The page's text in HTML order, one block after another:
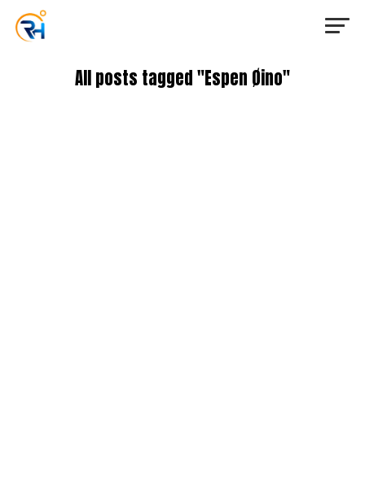
All posts tagged "Espen Øino"